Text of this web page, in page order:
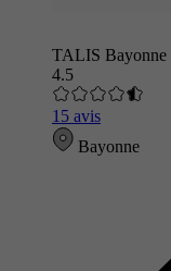
TALIS Bayonne
4.5
15 avis
Bayonne